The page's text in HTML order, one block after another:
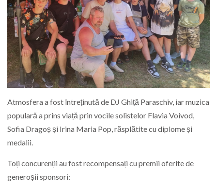
Atmosfera a fost întreținută de DJ Ghiță Paraschiv, iar muzica
populară a prins viață prin vocile solistelor Flavia Voivod,
Sofia Dragoș și Irina Maria Pop, răsplătite cu diplome și
medalii.
Toți concurenții au fost recompensați cu premii oferite de
generoșii sponsori: